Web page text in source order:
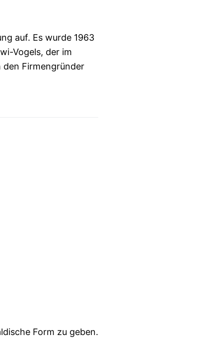
auf. Es wurde 1963
Vogels, der im
den Firmengründer
Form zu geben.